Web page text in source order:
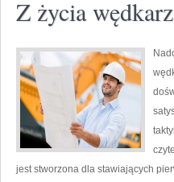
Z życia
jest stworzona dla stawiających